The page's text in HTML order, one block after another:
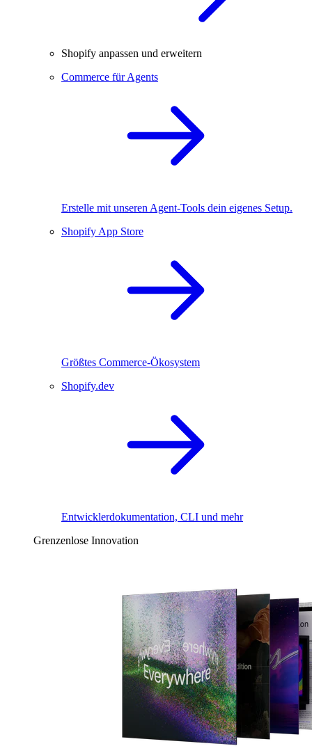
Shopify anpassen und erweitern
Commerce für Agents
Erstelle mit unseren Agent-Tools dein eigenes Setup.
Shopify App Store
Größtes Commerce-Ökosystem
Shopify.dev
Entwicklerdokumentation, CLI und mehr
Grenzenlose Innovation